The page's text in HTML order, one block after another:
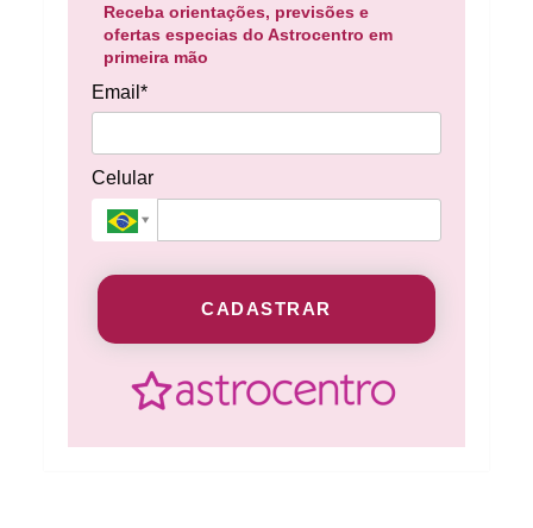
Receba orientações, previsões e
ofertas especias do Astrocentro em
primeira mão
Email*
Celular
CADASTRAR